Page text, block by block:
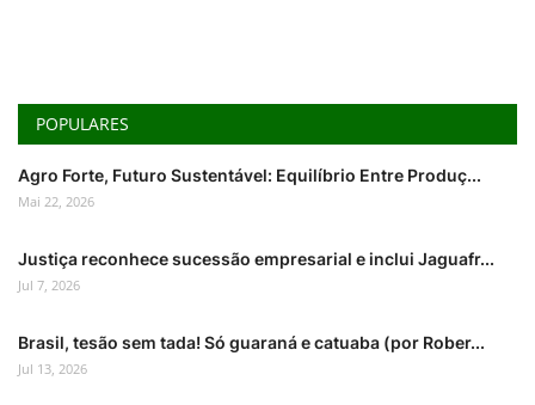
POPULARES
Agro Forte, Futuro Sustentável: Equilíbrio Entre Produç...
Mai 22, 2026
Justiça reconhece sucessão empresarial e inclui Jaguafr...
Jul 7, 2026
Brasil, tesão sem tada! Só guaraná e catuaba (por Rober...
Jul 13, 2026